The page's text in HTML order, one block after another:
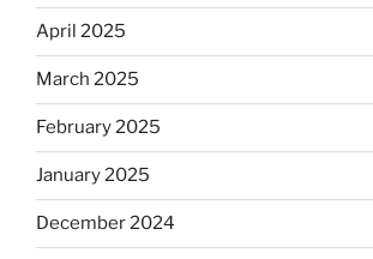
April 2025
March 2025
February 2025
January 2025
December 2024